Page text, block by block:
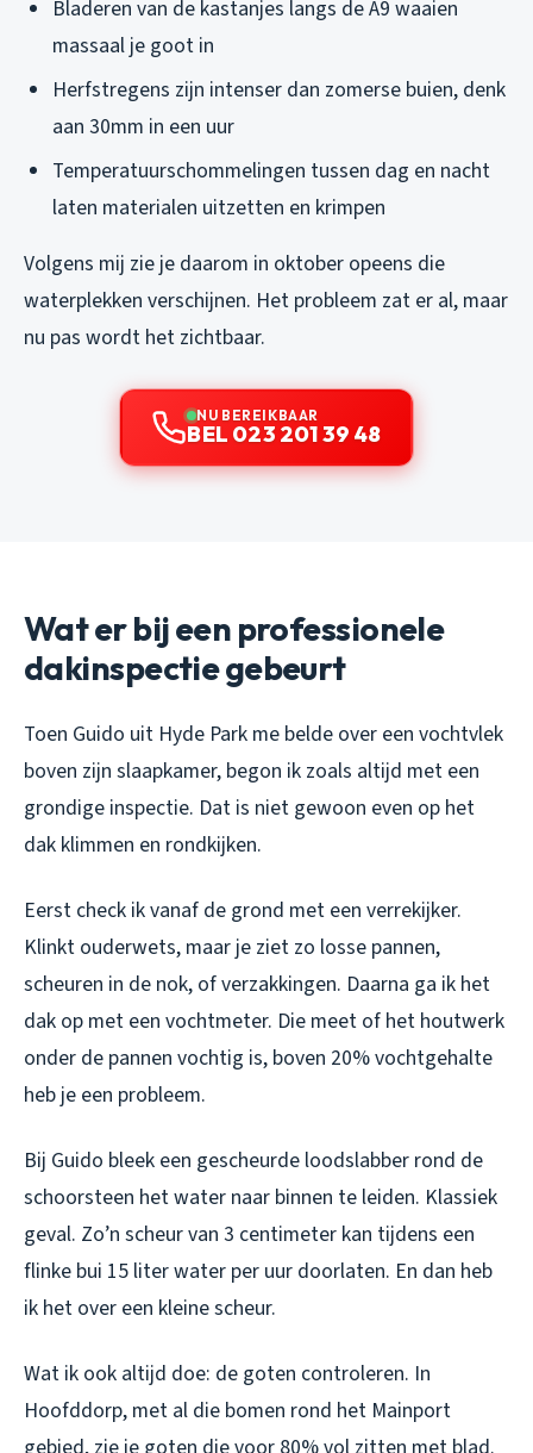
Bladeren van de kastanjes langs de A9 waaien
massaal je goot in
Herfstregens zijn intenser dan zomerse buien, denk
aan 30mm in een uur
Temperatuurschommelingen tussen dag en nacht
laten materialen uitzetten en krimpen
Volgens mij zie je daarom in oktober opeens die
waterplekken verschijnen. Het probleem zat er al, maar
nu pas wordt het zichtbaar.
NU BEREIKBAAR
BEL 023 201 39 48
Wat er bij een professionele
dakinspectie gebeurt
Toen Guido uit Hyde Park me belde over een vochtvlek
boven zijn slaapkamer, begon ik zoals altijd met een
grondige inspectie. Dat is niet gewoon even op het
dak klimmen en rondkijken.
Eerst check ik vanaf de grond met een verrekijker.
Klinkt ouderwets, maar je ziet zo losse pannen,
scheuren in de nok, of verzakkingen. Daarna ga ik het
dak op met een vochtmeter. Die meet of het houtwerk
onder de pannen vochtig is, boven 20% vochtgehalte
heb je een probleem.
Bij Guido bleek een gescheurde loodslabber rond de
schoorsteen het water naar binnen te leiden. Klassiek
geval. Zo’n scheur van 3 centimeter kan tijdens een
flinke bui 15 liter water per uur doorlaten. En dan heb
ik het over een kleinescheur.
Wat ik ook altijd doe: de goten controleren. In
Hoofddorp, met al die bomen rond het Mainport